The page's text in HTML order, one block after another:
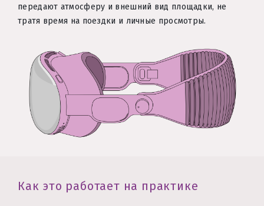
передают атмосферу и внешний вид площадки, не
тратя время на поездки и личные просмотры.
Как это работает на практике